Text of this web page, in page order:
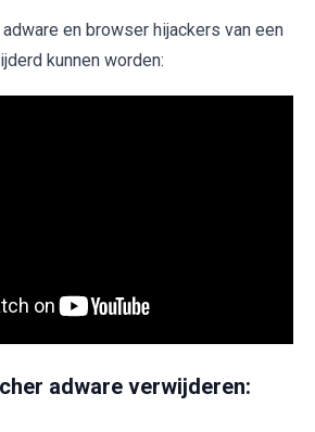
en browser hijackers van een
kunnen worden:
adware verwijderen: